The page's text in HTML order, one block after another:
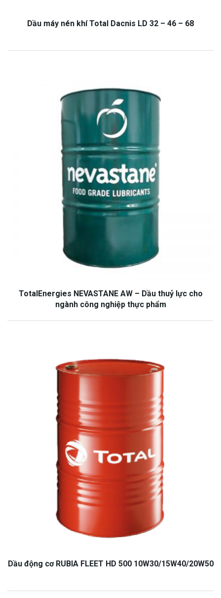
Dầu máy nén khí Total Dacnis LD 32 – 46 – 68
TotalEnergies NEVASTANE AW – Dầu thuỷ lực cho
ngành công nghiệp thực phẩm
Dầu động cơ RUBIA FLEET HD 500 10W30/15W40/20W50